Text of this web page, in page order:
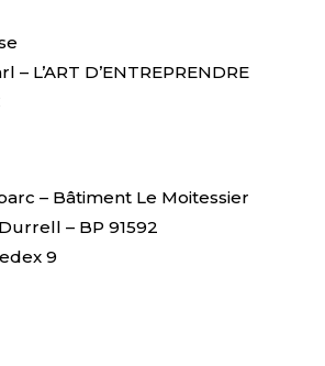
– L’ART D’ENTREPRENDRE
– Bâtiment Le Moitessier
– BP 91592
9